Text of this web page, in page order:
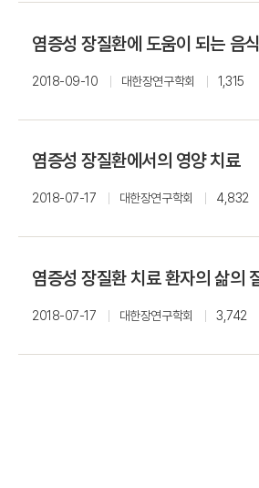
염증성 장질환에 도움이 되는 음식
2018-09-10 대한장연구학회 1,315
염증성 장질환에서의 영양 치료
2018-07-17 대한장연구학회 4,832
염증성 장질환 치료 환자의 삶의
2018-07-17 대한장연구학회 3,742